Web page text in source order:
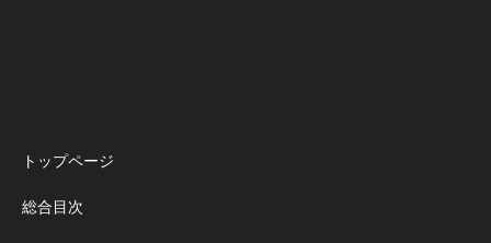
トップページ
総合目次